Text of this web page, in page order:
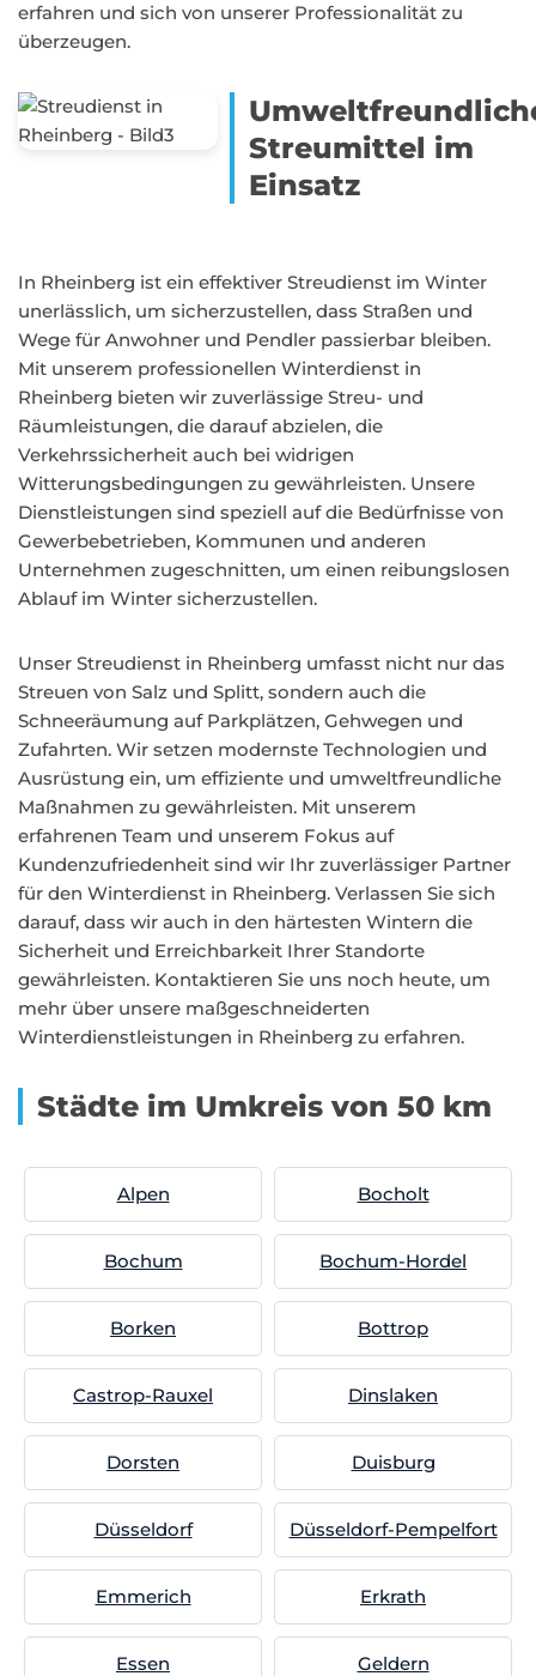
erfahren und sich von unserer Professionalität zu
überzeugen.
Streumittel im
Einsatz
In Rheinberg ist ein effektiver Streudienst im Winter
unerlässlich, um sicherzustellen, dass Straßen und
Wege für Anwohner und Pendler passierbar bleiben.
Mit unserem professionellen Winterdienst in
Rheinberg bieten wir zuverlässige Streu- und
Räumleistungen, die darauf abzielen, die
Verkehrssicherheit auch bei widrigen
Witterungsbedingungen zu gewährleisten. Unsere
Dienstleistungen sind speziell auf die Bedürfnisse von
Gewerbebetrieben, Kommunen und anderen
Unternehmen zugeschnitten, um einen reibungslosen
Ablauf im Winter sicherzustellen.
Unser Streudienst in Rheinberg umfasst nicht nur das
Streuen von Salz und Splitt, sondern auch die
Schneeräumung auf Parkplätzen, Gehwegen und
Zufahrten. Wir setzen modernste Technologien und
Ausrüstung ein, um effiziente und umweltfreundliche
Maßnahmen zu gewährleisten. Mit unserem
erfahrenen Team und unserem Fokus auf
Kundenzufriedenheit sind wir Ihr zuverlässiger Partner
für den Winterdienst in Rheinberg. Verlassen Sie sich
darauf, dass wir auch in den härtesten Wintern die
Sicherheit und Erreichbarkeit Ihrer Standorte
gewährleisten. Kontaktieren Sie uns noch heute, um
mehr über unsere maßgeschneiderten
Winterdienstleistungen in Rheinberg zu erfahren.
Städte im Umkreis von 50 km
Alpen Bocholt
Bochum Bochum-Hordel
Borken Bottrop
Castrop-Rauxel Dinslaken
Dorsten Duisburg
Düsseldorf Düsseldorf-Pempelfort
Emmerich Erkrath
Essen Geldern